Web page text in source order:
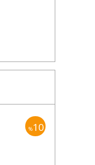
%10